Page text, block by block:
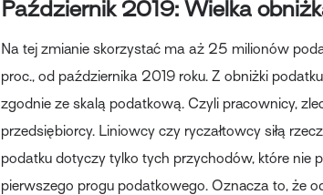
Październik 2019: Wielka
Na tej zmianie skorzystać ma aż 25 milionów
proc., od października 2019 roku. Z obniżki
zgodnie ze skalą podatkową. Czyli pracownicy,
przedsiębiorcy. Liniowcy czy ryczałtowcy siłą
podatku dotyczy tylko tych przychodów, które nie
pierwszego progu podatkowego. Oznacza to, że